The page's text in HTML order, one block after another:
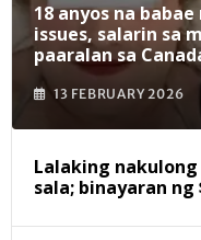
18 anyos na
issues, salarin sa
paaralan sa
13 FEBRUARY 2026
Lalaking
sala; binayaran